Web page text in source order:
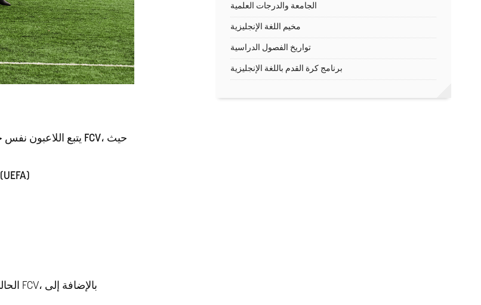
يتبع اللاعبون نفس جدول التدريب والمسابقات الذي يتبعه برنامج كرة القدم النخبة التابع لـ FCV،
مدربين معتمدين من الاتحاد الأوروبي لكرة القدم (UEFA)
الجامعة والدرجات العلمية
مخيم اللغة الإنجليزية
تواريخ الفصول الدراسية
برنامج كرة القدم باللغة الإنجليزية